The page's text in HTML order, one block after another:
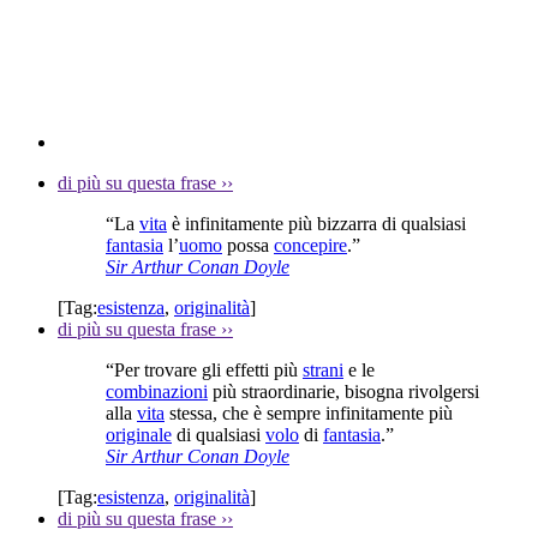
di più su questa frase ››
“La vita è infinitamente più bizzarra di qualsiasi
fantasia l’uomo possa concepire.”
Sir Arthur Conan Doyle
[Tag:esistenza, originalità]
di più su questa frase ››
“Per trovare gli effetti più strani e le
combinazioni più straordinarie, bisogna rivolgersi
alla vita stessa, che è sempre infinitamente più
originale di qualsiasi volo di fantasia.”
Sir Arthur Conan Doyle
[Tag:esistenza, originalità]
di più su questa frase ››